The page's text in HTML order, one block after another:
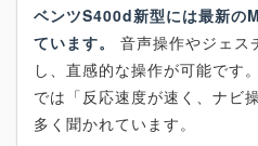
ベンツS400d新型には最新の
ています。
音声操作やジェス
し、直感的な操作が可能です
では「反応速度が速く、ナビ
多く聞かれています。